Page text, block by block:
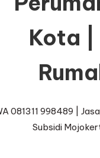
Kota |
081311 998489 |
Subsidi